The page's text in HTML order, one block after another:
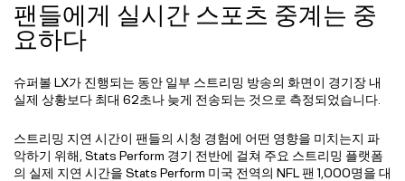
팬들에게 실시간 스포츠 중계는 중
요하다
슈퍼볼 LX가 진행되는 동안 일부 스트리밍 방송의 화면이 경기장 내
실제 상황보다 최대 62초나 늦게 전송되는 것으로 측정되었습니다.
스트리밍 지연 시간이 팬들의 시청 경험에 어떤 영향을 미치는지 파
악하기 위해, Stats Perform 경기 전반에 걸쳐 주요 스트리밍 플랫폼
의 실제 지연 시간을 Stats Perform 미국 전역의 NFL 팬 1,000명을 대